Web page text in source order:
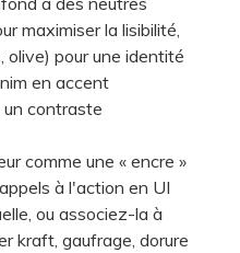
maximiser la lisibilité,
olive) pour une identité
en accent
un contraste
comme une « encre »
à l'action en UI
ou associez-la à
kraft, gaufrage, dorure